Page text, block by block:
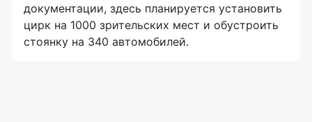
документации, здесь планируется установить
цирк на 1000 зрительских мест и обустроить
стоянку на 340 автомобилей.